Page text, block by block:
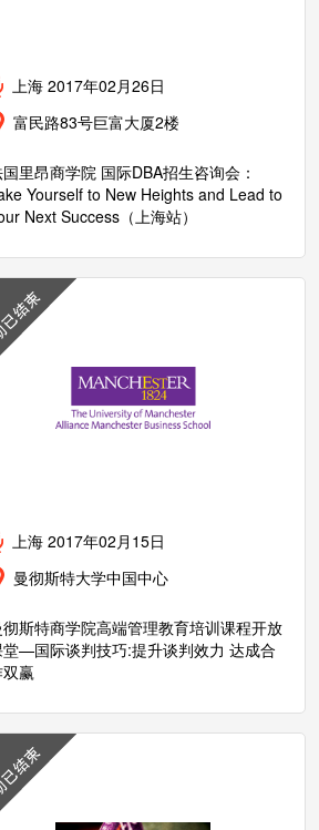
上海 2017年02月26日
富民路83号巨富大厦2楼
里昂商学院 国际DBA招生咨询会：
Yourself to New Heights and Lead to
Next Success（上海站）
上海 2017年02月15日
曼彻斯特大学中国中心
彻斯特商学院高端管理教育培训课程开放
—国际谈判技巧:提升谈判效力 达成合
赢